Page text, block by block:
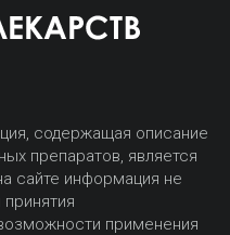
содержащая описание
препаратов, является
сайте информация не
применения